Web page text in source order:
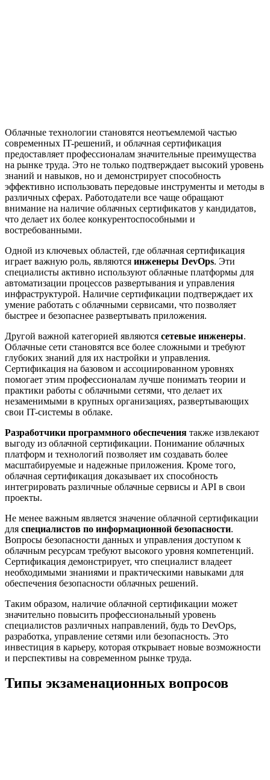
Облачные технологии становятся неотъемлемой частью
современных IT-решений, и облачная сертификация
предоставляет профессионалам значительные преимущества
на рынке труда. Это не только подтверждает высокий уровень
знаний и навыков, но и демонстрирует способность
эффективно использовать передовые инструменты и методы в
различных сферах. Работодатели все чаще обращают
внимание на наличие облачных сертификатов у кандидатов,
что делает их более конкурентоспособными и
востребованными.
Одной из ключевых областей, где облачная сертификация
играет важную роль, являются инженеры DevOps. Эти
специалисты активно используют облачные платформы для
автоматизации процессов развертывания и управления
инфраструктурой. Наличие сертификации подтверждает их
умение работать с облачными сервисами, что позволяет
быстрее и безопаснее развертывать приложения.
Другой важной категорией являются сетевые инженеры.
Облачные сети становятся все более сложными и требуют
глубоких знаний для их настройки и управления.
Сертификация на базовом и ассоциированном уровнях
помогает этим профессионалам лучше понимать теории и
практики работы с облачными сетями, что делает их
незаменимыми в крупных организациях, развертывающих
свои IT-системы в облаке.
Разработчики программного обеспечения также извлекают
выгоду из облачной сертификации. Понимание облачных
платформ и технологий позволяет им создавать более
масштабируемые и надежные приложения. Кроме того,
облачная сертификация доказывает их способность
интегрировать различные облачные сервисы и API в свои
проекты.
Не менее важным является значение облачной сертификации
для специалистов по информационной безопасности.
Вопросы безопасности данных и управления доступом к
облачным ресурсам требуют высокого уровня компетенций.
Сертификация демонстрирует, что специалист владеет
необходимыми знаниями и практическими навыками для
обеспечения безопасности облачных решений.
Таким образом, наличие облачной сертификации может
значительно повысить профессиональный уровень
специалистов различных направлений, будь то DevOps,
разработка, управление сетями или безопасность. Это
инвестиция в карьеру, которая открывает новые возможности
и перспективы на современном рынке труда.
Типы экзаменационных вопросов